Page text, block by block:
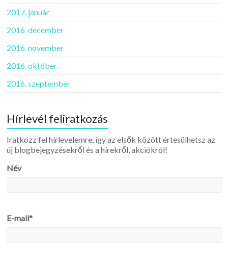
2017. január
2016. december
2016. november
2016. október
2016. szeptember
Hírlevél feliratkozás
Iratkozz fel hírlevelemre, így az elsők között értesülhetsz az
új blogbejegyzésekről és a hírekről, akciókról!
Név
E-mail*